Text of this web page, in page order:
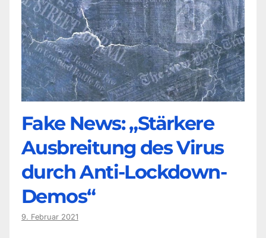
Fake News: „Stärkere
Ausbreitung des Virus
durch Anti-Lockdown-
Demos“
9. Februar 2021